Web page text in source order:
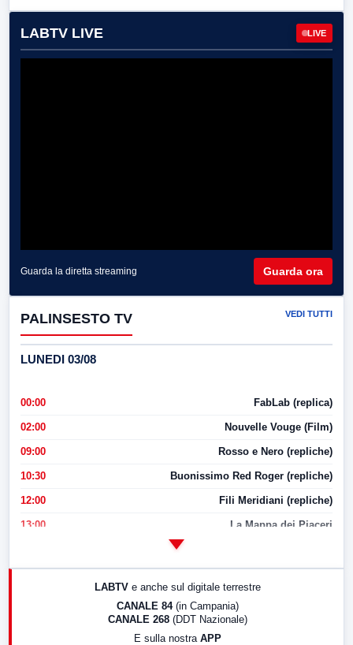
LABTV LIVE LIVE
Guarda la diretta streaming Guarda ora
PALINSESTO TV VEDI TUTTI
LUNEDI 03/08
00:00 FabLab (replica)
02:00 Nouvelle Vouge (Film)
09:00 Rosso e Nero (repliche)
10:30 Buonissimo Red Roger (repliche)
12:00 Fili Meridiani (repliche)
13:00 La Mappa dei Piaceri
LABTV e anche sul digitale terrestre
CANALE 84 (in Campania)
CANALE 268 (DDT Nazionale)
E sulla nostra APP